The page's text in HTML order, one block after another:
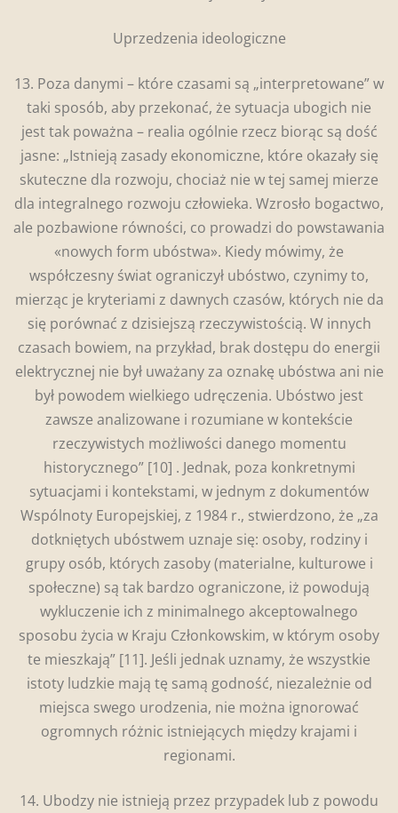
Uprzedzenia ideologiczne
13. Poza danymi – które czasami są „interpretowane” w
taki sposób, aby przekonać, że sytuacja ubogich nie
jest tak poważna – realia ogólnie rzecz biorąc są dość
jasne: „Istnieją zasady ekonomiczne, które okazały się
skuteczne dla rozwoju, chociaż nie w tej samej mierze
dla integralnego rozwoju człowieka. Wzrosło bogactwo,
ale pozbawione równości, co prowadzi do powstawania
«nowych form ubóstwa». Kiedy mówimy, że
współczesny świat ograniczył ubóstwo, czynimy to,
mierząc je kryteriami z dawnych czasów, których nie da
się porównać z dzisiejszą rzeczywistością. W innych
czasach bowiem, na przykład, brak dostępu do energii
elektrycznej nie był uważany za oznakę ubóstwa ani nie
był powodem wielkiego udręczenia. Ubóstwo jest
zawsze analizowane i rozumiane w kontekście
rzeczywistych możliwości danego momentu
historycznego” [10] . Jednak, poza konkretnymi
sytuacjami i kontekstami, w jednym z dokumentów
Wspólnoty Europejskiej, z 1984 r., stwierdzono, że „za
dotkniętych ubóstwem uznaje się: osoby, rodziny i
grupy osób, których zasoby (materialne, kulturowe i
społeczne) są tak bardzo ograniczone, iż powodują
wykluczenie ich z minimalnego akceptowalnego
sposobu życia w Kraju Członkowskim, w którym osoby
te mieszkają” [11]. Jeśli jednak uznamy, że wszystkie
istoty ludzkie mają tę samą godność, niezależnie od
miejsca swego urodzenia, nie można ignorować
ogromnych różnic istniejących między krajami i
regionami.
14. Ubodzy nie istnieją przez przypadek lub z powodu